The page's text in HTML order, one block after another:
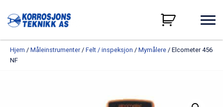
Hjem / Måleinstrumenter/ Felt / inspeksjon / Mymålere / Elcometer 456
NF